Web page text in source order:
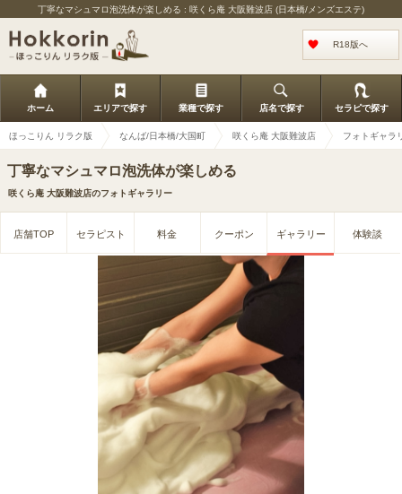
丁寧なマシュマロ泡洗体が楽しめる : 咲くら庵 大阪難波店 (日本橋/メンズエステ)
R18版へ
ホーム エリアで探す 業種で探す 店名で探す セラピで探す
ほっこりん リラク版 なんば/日本橋/大国町 咲くら庵 大阪難波店 フォトギャラ
丁寧なマシュマロ泡洗体が楽しめる
咲くら庵 大阪難波店のフォトギャラリー
店舗TOP セラピスト 料金 クーポン ギャラリー 体験談